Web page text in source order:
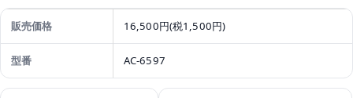
販売価格 16,500円(税1,500円)
型番 AC-6597